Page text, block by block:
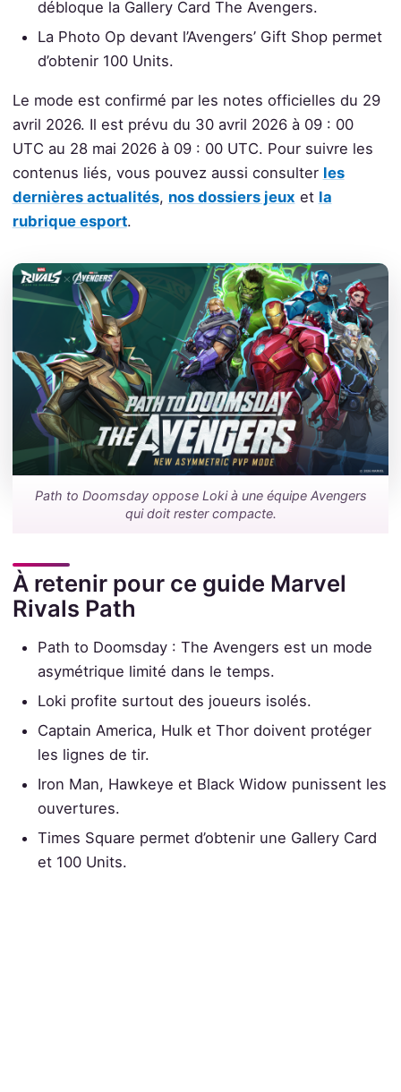
débloque la Gallery Card The Avengers.
La Photo Op devant l’Avengers’ Gift Shop permet
d’obtenir 100 Units.
Le mode est confirmé par les notes officielles du 29
avril 2026. Il est prévu du 30 avril 2026 à 09 : 00
UTC au 28 mai 2026 à 09 : 00 UTC. Pour suivre les
contenus liés, vous pouvez aussi consulter les
dernières actualités, nos dossiers jeux et la
rubrique esport.
Path to Doomsday oppose Loki à une équipe Avengers
qui doit rester compacte.
À retenir pour ce guide Marvel
Rivals Path
Path to Doomsday : The Avengers est un mode
asymétrique limité dans le temps.
Loki profite surtout des joueurs isolés.
Captain America, Hulk et Thor doivent protéger
les lignes de tir.
Iron Man, Hawkeye et Black Widow punissent les
ouvertures.
Times Square permet d’obtenir une Gallery Card
et 100 Units.